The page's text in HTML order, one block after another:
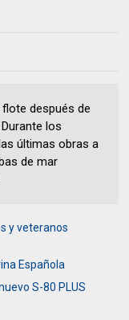
después de
los
últimas obras a
de mar
y veteranos
Española
S-80 PLUS